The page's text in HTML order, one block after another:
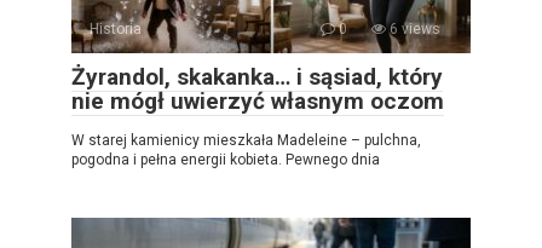
Historia 0 6 views
Żyrandol, skakanka… i sąsiad, który
nie mógł uwierzyć własnym oczom
W starej kamienicy mieszkała Madeleine – pulchna,
pogodna i pełna energii kobieta. Pewnego dnia